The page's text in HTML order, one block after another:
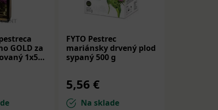
ľuďom s
užívajúcim
a používa
z
GOLD za
1x500
FYTO Pestrec
mariánsky drvený plod
sypaný 500 g
5,56 €
Na sklade